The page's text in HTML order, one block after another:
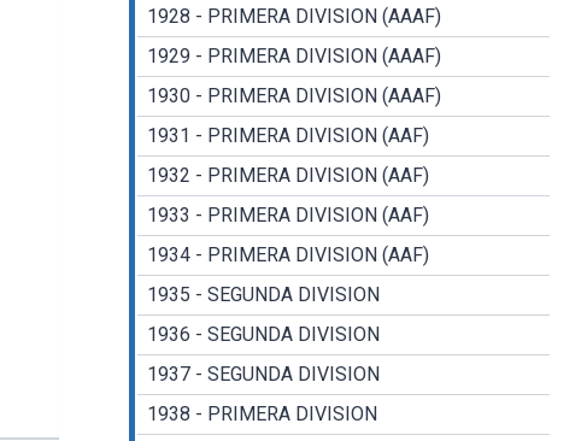
1928 - PRIMERA DIVISION (AAAF)
1929 - PRIMERA DIVISION (AAAF)
1930 - PRIMERA DIVISION (AAAF)
1931 - PRIMERA DIVISION (AAF)
1932 - PRIMERA DIVISION (AAF)
1933 - PRIMERA DIVISION (AAF)
1934 - PRIMERA DIVISION (AAF)
1935 - SEGUNDA DIVISION
1936 - SEGUNDA DIVISION
1937 - SEGUNDA DIVISION
1938 - PRIMERA DIVISION